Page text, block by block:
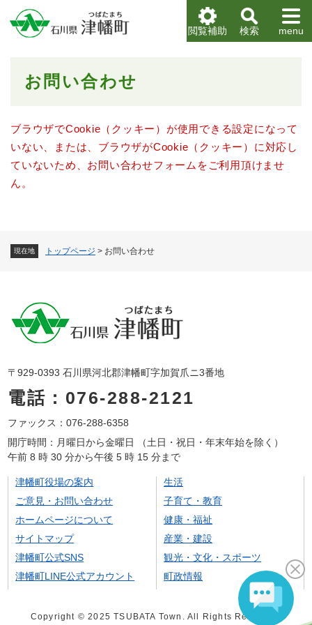
メニューを飛ばして本文へ
閲覧補助
検索 menu
現在地 トップページ > お問い合わせ
お問い合わせ
ブラウザでCookie（クッキー）が使用できる設定になって
いない、または、ブラウザがCookie（クッキー）に対応し
ていないため、お問い合わせフォームをご利用頂けませ
ん。
〒929-0393 石川県河北郡津幡町字加賀爪ニ3番地
電話：076-288-2121
ファックス：076-288-6358
開庁時間：月曜日から金曜日 （土日・祝日・年末年始を除く）
午前 8 時 30 分から午後 5 時 15 分まで
津幡町役場の案内
ご意見・お問い合わせ
ホームページについて
サイトマップ
津幡町公式SNS
津幡町LINE公式アカウント
生活
子育て・教育
健康・福祉
産業・建設
観光・文化・スポーツ
町政情報
Copyright © 2025 TSUBATA Town. All Rights Reserved.